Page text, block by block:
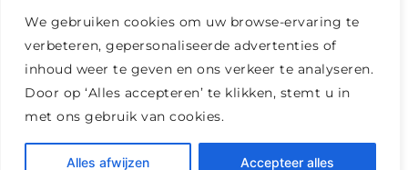
We gebruiken cookies om uw browse-ervaring te
verbeteren, gepersonaliseerde advertenties of
inhoud weer te geven en ons verkeer te analyseren.
Door op ‘Alles accepteren’ te klikken, stemt u in
met ons gebruik van cookies.
Alles afwijzen Accepteer alles